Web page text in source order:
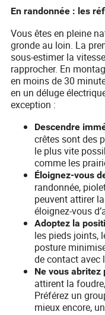
En randonnée : les
Vous êtes en pleine
gronde au loin. La
sous-estimer la
rapprocher. En
en moins de 30
en un déluge
exception :
Descendre
crêtes sont des
le plus vite
comme les
Éloignez-vous
randonnée,
peuvent attirer
éloignez-vous
Adoptez la
les pieds joints,
posture
de contact avec
Ne vous abritez
attirent la
Préférez un
mieux encore,